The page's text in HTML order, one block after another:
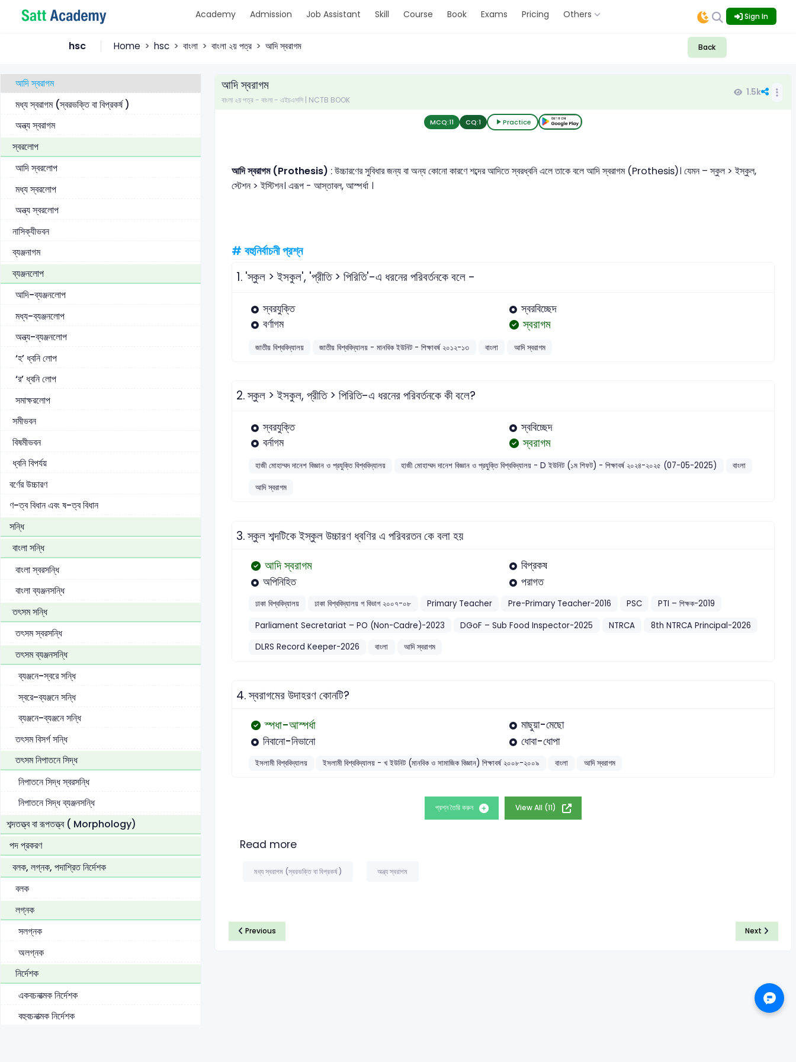
Academy Admission Job Assistant Skill Course Book Exams Pricing Others Sign In
hsc Home hsc বাংলা বাংলা ২য় পত্র আদি স্বরাগম Back
প্রগত স্বরসঙ্গতি
আদি স্বরাগম
মধ্য স্বরাগম (স্বরভক্তি বা বিপ্রকর্ষ )
অন্ত্য স্বরাগম
স্বরলোপ
আদি স্বরলোপ
মধ্য স্বরলোপ
অন্ত্য স্বরলোপ
নাসিক্যীভবন
ব্যঞ্জনাগম
ব্যঞ্জনলোপ
আদি-ব্যঞ্জনলোপ
মধ্য-ব্যঞ্জনলোপ
অন্ত্য-ব্যঞ্জনলোপ
‘হ’ ধ্বনি লোপ
‘র’ ধ্বনি লোপ
সমাক্ষরলোপ
সমীভবন
বিষমীভবন
ধ্বনি বিপর্যয়
বর্ণের উচ্চারণ
ণ-ত্ব বিধান এবং ষ-ত্ব বিধান
সন্ধি
বাংলা সন্ধি
বাংলা স্বরসন্ধি
বাংলা ব্যঞ্জনসন্ধি
তৎসম সন্ধি
তৎসম স্বরসন্ধি
তৎসম ব্যঞ্জনসন্ধি
ব্যঞ্জনে-স্বরে সন্ধি
স্বরে-ব্যঞ্জনে সন্ধি
ব্যঞ্জনে-ব্যঞ্জনে সন্ধি
তৎসম বিসর্গ সন্ধি
তৎসম নিপাতনে সিদ্ধ
নিপাতনে সিদ্ধ স্বরসন্ধি
নিপাতনে সিদ্ধ ব্যঞ্জনসন্ধি
শব্দতত্ত্ব বা রূপতত্ত্ব ( Morphology)
পদ প্রকরণ
বলক, লগ্নক, পদাশ্রিত নির্দেশক
বলক
লগ্নক
সলগ্নক
অলগ্নক
নির্দেশক
একবচনাত্মক নির্দেশক
বহুবচনাত্মক নির্দেশক
আদি স্বরাগম
বাংলা ২য় পত্র - বাংলা - এইচএসসি | NCTB BOOK
1.5k
MCQ:11 CQ:1 Practice
আদি স্বরাগম (Prothesis) : উচ্চারণের সুবিধার জন্য বা অন্য কোনো কারণে শব্দের আদিতে স্বরধ্বনি এলে তাকে বলে আদি স্বরাগম (Prothesis)। যেমন – স্কুল > ইস্কুল,
স্টেশন > ইস্টিশন। এরূপ - আস্তাবল, আস্পর্ধা ।
# বহুনির্বাচনী প্রশ্ন
1. 'স্কুল > ইসকুল', 'প্রীতি > পিরিতি'-এ ধরনের পরিবর্তনকে বলে -
স্বরযুক্তি
স্বরবিচ্ছেদ
বর্ণাগম
স্বরাগম
জাতীয় বিশ্ববিদ্যালয় জাতীয় বিশ্ববিদ্যালয় - মানবিক ইউনিট - শিক্ষাবর্ষ ২০১২-১৩ বাংলা আদি স্বরাগম
2.স্কুল > ইসকুল, প্রীতি > পিরিতি-এ ধরনের পরিবর্তনকে কী বলে?
স্বরযুক্তি
স্ববিচ্ছেদ
বর্নাগম
স্বরাগম
হাজী মোহাম্মদ দানেশ বিজ্ঞান ও প্রযুক্তি বিশ্ববিদ্যালয় হাজী মোহাম্মদ দানেশ বিজ্ঞান ও প্রযুক্তি বিশ্ববিদ্যালয় - D ইউনিট (১ম শিফট) - শিক্ষাবর্ষ ২০২৪-২০২৫ (07-05-2025)
বাংলা
আদি স্বরাগম
3.স্কুল শব্দটিকে ইস্কুল উচ্চারণ ধ্বণির এ পরিবরতন কে বলা হয়
আদি স্বরাগম
বিপ্রকষ
অপিনিহিত
পরাগত
ঢাকা বিশ্ববিদ্যালয় ঢাকা বিশ্ববিদ্যালয় গ বিভাগ ২০০৭-০৮ Primary Teacher Pre-Primary Teacher-2016 PSC
PTI – শিক্ষক-2019
Parliament Secretariat – PO (Non-Cadre)-2023
DGoF – Sub Food Inspector-2025 NTRCA
8th NTRCA Principal-2026
DLRS Record Keeper-2026
বাংলা আদি স্বরাগম
4.স্বরাগমের উদাহরণ কোনটি?
স্পধা-আস্পর্ধা
মাছুয়া-মেছো
নিবানো-নিভানো
ধোবা-ধোপা
ইসলামী বিশ্ববিদ্যালয় ইসলামী বিশ্ববিদ্যালয় - খ ইউনিট (মানবিক ও সামাজিক বিজ্ঞান) শিক্ষাবর্ষ ২০০৮-২০০৯ বাংলা আদি স্বরাগম
প্রশ্ন তৈরি করুন View All (11)
Read more
মধ্য স্বরাগম (স্বরভক্তি বা বিপ্রকর্ষ ) অন্ত্য স্বরাগম
Previous Next